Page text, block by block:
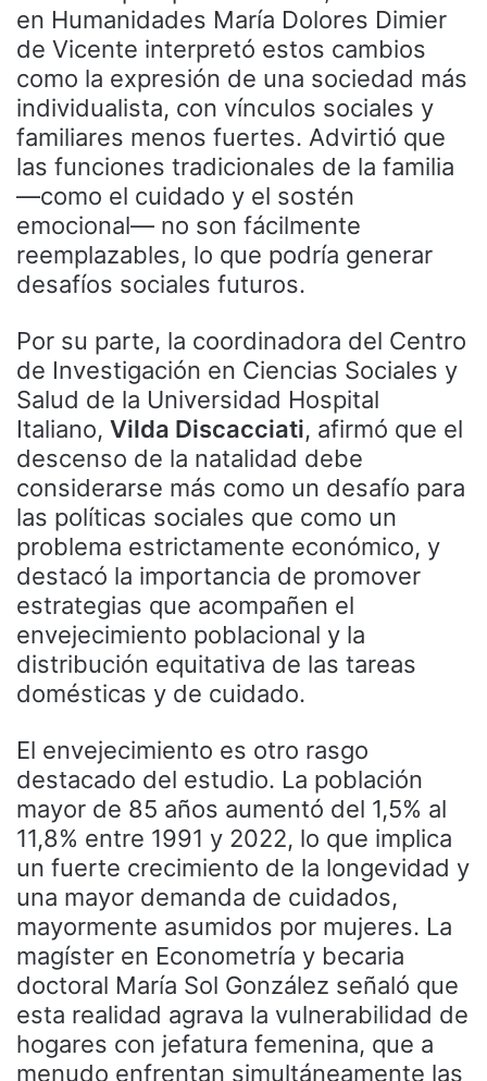
en Humanidades María Dolores Dimier
de Vicente interpretó estos cambios
como la expresión de una sociedad más
individualista, con vínculos sociales y
familiares menos fuertes. Advirtió que
las funciones tradicionales de la familia
—como el cuidado y el sostén
emocional— no son fácilmente
reemplazables, lo que podría generar
desafíos sociales futuros.
Por su parte, la coordinadora del Centro
de Investigación en Ciencias Sociales y
Salud de la Universidad Hospital
Italiano, Vilda Discacciati, afirmó que el
descenso de la natalidad debe
considerarse más como un desafío para
las políticas sociales que como un
problema estrictamente económico, y
destacó la importancia de promover
estrategias que acompañen el
envejecimiento poblacional y la
distribución equitativa de las tareas
domésticas y de cuidado.
El envejecimiento es otro rasgo
destacado del estudio. La población
mayor de 85 años aumentó del 1,5% al
11,8% entre 1991 y 2022, lo que implica
un fuerte crecimiento de la longevidad y
una mayor demanda de cuidados,
mayormente asumidos por mujeres. La
magíster en Econometría y becaria
doctoral María Sol González señaló que
esta realidad agrava la vulnerabilidad de
hogares con jefatura femenina, que a
menudo enfrentan simultáneamente las